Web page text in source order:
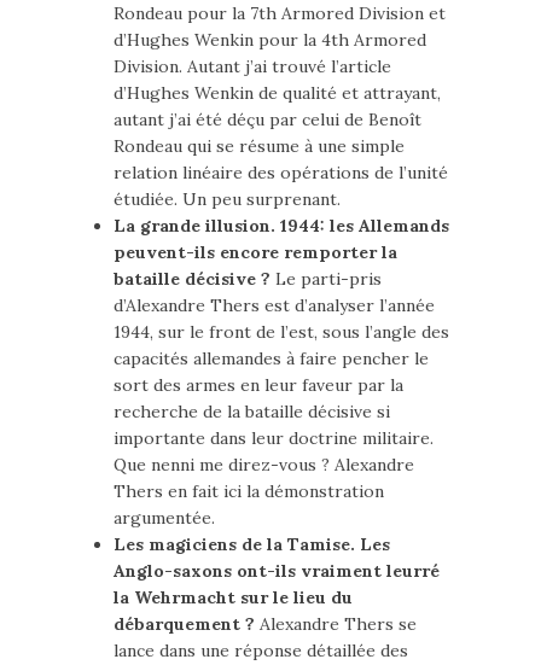
Rondeau pour la 7th Armored Division et
d’Hughes Wenkin pour la 4th Armored
Division. Autant j’ai trouvé l’article
d’Hughes Wenkin de qualité et attrayant,
autant j’ai été déçu par celui de Benoît
Rondeau qui se résume à une simple
relation linéaire des opérations de l’unité
étudiée. Un peu surprenant.
La grande illusion. 1944: les Allemands
peuvent-ils encore remporter la
bataille décisive ? Le parti-pris
d’Alexandre Thers est d’analyser l’année
1944, sur le front de l’est, sous l’angle des
capacités allemandes à faire pencher le
sort des armes en leur faveur par la
recherche de la bataille décisive si
importante dans leur doctrine militaire.
Que nenni me direz-vous ? Alexandre
Thers en fait ici la démonstration
argumentée.
Les magiciens de la Tamise. Les
Anglo-saxons ont-ils vraiment leurré
la Wehrmacht sur le lieu du
débarquement ? Alexandre Thers se
lance dans une réponse détaillée des